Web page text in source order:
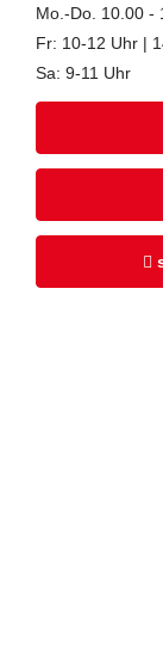
Mo.-Do. 10.00 -
Fr: 10-12 Uhr |
Sa: 9-11 Uhr